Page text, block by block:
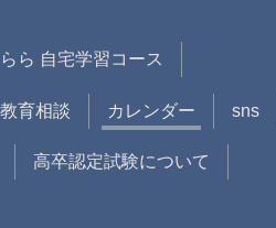
ら 自宅学習コース
教育相談 カレンダー sns
高卒認定試験について